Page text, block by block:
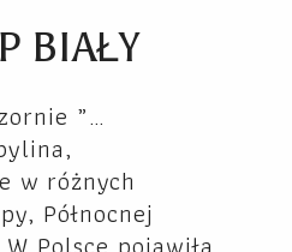
BIAŁY
„…
w różnych
Północnej